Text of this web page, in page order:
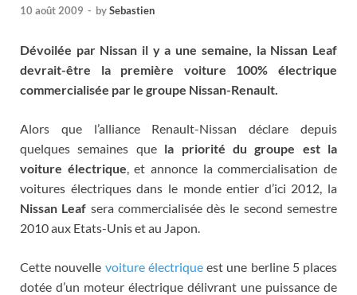
10 août 2009 - bySebastien
Dévoilée par Nissan il y a une semaine, la Nissan Leaf
devrait-être la première voiture 100% électrique
commercialisée par le groupe Nissan-Renault.
Alors que l’alliance Renault-Nissan déclare depuis
quelques semaines que la priorité du groupe est la
voiture électrique , et annonce la commercialisation de
voitures électriques dans le monde entier d’ici 2012, la
Nissan Leaf sera commercialisée dès le second semestre
2010 aux Etats-Unis et au Japon.
Cette nouvelle voiture électriqueest une berline 5 places
dotée d’un moteur électrique délivrant une puissance de